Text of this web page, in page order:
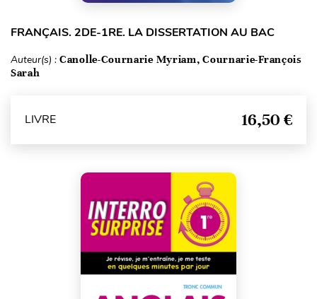
FRANÇAIS. 2DE-1RE. LA DISSERTATION AU BAC
Auteur(s) : Canolle-Cournarie Myriam, Cournarie-François
Sarah
LIVRE 16,50 €